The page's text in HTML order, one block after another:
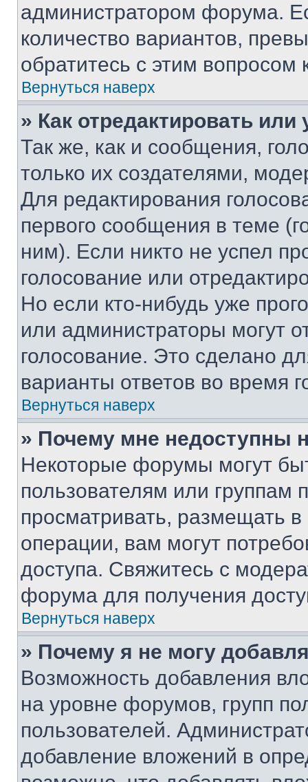
администратором форума.
количество вариантов,
обратитесь с этим вопросом
Вернуться наверх
» Как отредактировать
Так же, как и сообщения,
только их создателями,
Для редактирования
первого сообщения в теме
ним). Если никто не успел
голосование или
Но если кто-нибудь уже
или администраторы могут
голосование. Это сделано
варианты ответов во время
Вернуться наверх
» Почему мне недоступны
Некоторые форумы могут
пользователям или группам
просматривать, размещать
операции, вам могут
доступа. Свяжитесь с
форума для получения
Вернуться наверх
» Почему я не могу
Возможность добавления
на уровне форумов, групп
пользователей.
добавление вложений в